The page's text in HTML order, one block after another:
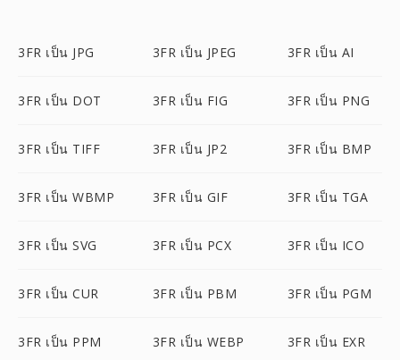
3FR เป็น JPG 3FR เป็น JPEG 3FR เป็น AI
3FR เป็น DOT 3FR เป็น FIG 3FR เป็น PNG
3FR เป็น TIFF 3FR เป็น JP2 3FR เป็น BMP
3FR เป็น WBMP 3FR เป็น GIF 3FR เป็น TGA
3FR เป็น SVG 3FR เป็น PCX 3FR เป็น ICO
3FR เป็น CUR 3FR เป็น PBM 3FR เป็น PGM
3FR เป็น PPM 3FR เป็น WEBP 3FR เป็น EXR